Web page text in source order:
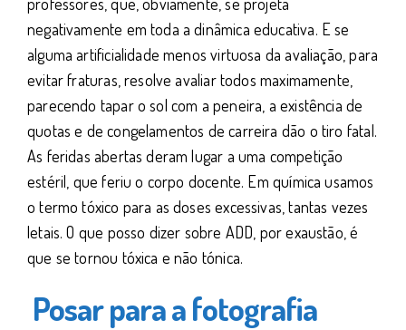
negativamente em toda a dinâmica educativa. E se
alguma artificialidade menos virtuosa da avaliação, para
evitar fraturas, resolve avaliar todos maximamente,
parecendo tapar o sol com a peneira, a existência de
quotas e de congelamentos de carreira dão o tiro fatal.
As feridas abertas deram lugar a uma competição
estéril, que feriu o corpo docente. Em química usamos
o termo tóxico para as doses excessivas, tantas vezes
letais. O que posso dizer sobre ADD, por exaustão, é
que se tornou tóxica e não tónica.
Posar para a fotografia